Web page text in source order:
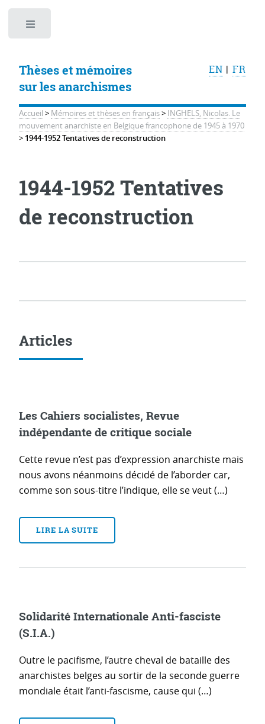
Thèses et mémoires
sur les anarchismes
EN | FR
Accueil > Mémoires et thèses en français> INGHELS, Nicolas. Le
mouvement anarchiste en Belgique francophone de 1945 à 1970
> 1944-1952 Tentatives de reconstruction
1944-1952 Tentatives
de reconstruction
Articles
Les Cahiers socialistes, Revue
indépendante de critique sociale
Cette revue n’est pas d’expression anarchiste mais
nous avons néanmoins décidé de l’aborder car,
comme son sous-titre l’indique, elle se veut (…)
LIRE LA SUITE
Solidarité Internationale Anti-fasciste
(S.I.A.)
Outre le pacifisme, l’autre cheval de bataille des
anarchistes belges au sortir de la seconde guerre
mondiale était l’anti-fascisme, cause qui (…)